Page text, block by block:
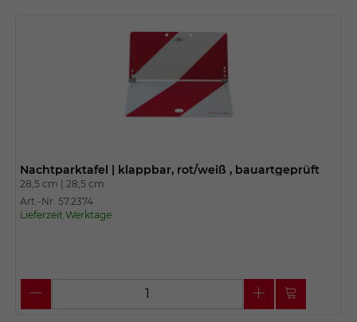
Nachtparktafel | klappbar, rot/weiß , bauartgeprüft
28,5 cm | 28,5 cm
Art.-Nr. 57.2374
Lieferzeit Werktage